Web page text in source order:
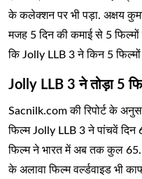
के कलेक्शन पर भी पड़ा. अक्षय
मजह 5 दिन की कमाई से 5 फिल्मों
कि Jolly LLB 3 ने किन 5 फिल्मों
Jolly LLB 3 ने तोड़ा 5
Sacnilk.com की रिपोर्ट के
फिल्म Jolly LLB 3 ने पांचवें
फिल्म ने भारत में अब तक कुल
के अलावा फिल्म वर्ल्डवाइड भी